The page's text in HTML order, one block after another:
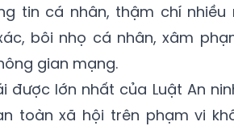
tin cá nhân, thậm chí nhiều
bôi nhọ cá nhân, xâm
gian mạng.
được lớn nhất của Luật An
toàn xã hội trên phạm vi